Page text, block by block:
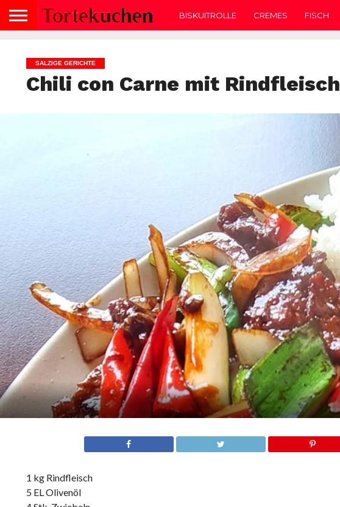
BISKUITROLLE CREMES FISCH
SALZIGE GERICHTE
Chili con Carne mit Rindfleisch
1 kg Rindfleisch
5 EL Olivenöl